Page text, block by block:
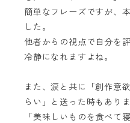
簡単なフレーズですが、
した。
他者からの視点で自分を
冷静になれますよね。
また、涙と共に「創作意
らい」と送った時もありま
「美味しいものを食べて